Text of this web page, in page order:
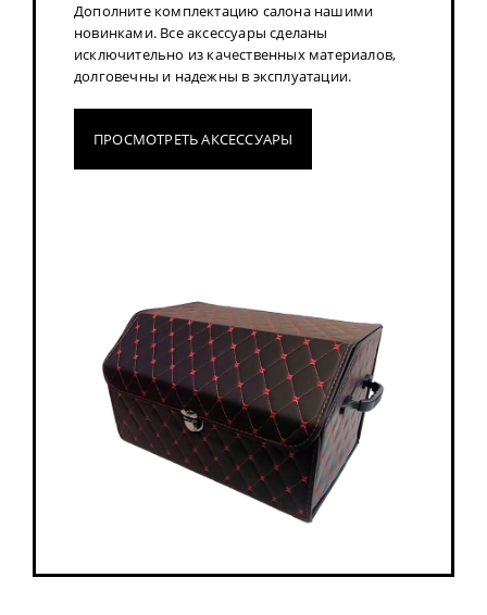
Дополните комплектацию салона нашими
новинками. Все аксессуары сделаны
исключительно из качественных материалов,
долговечны и надежны в эксплуатации.
ПРОСМОТРЕТЬ АКСЕССУАРЫ